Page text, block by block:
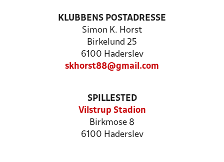
KLUBBENS POSTADRESSE
Simon K. Horst
Birkelund 25
6100 Haderslev
skhorst88@gmail.com
SPILLESTED
Vilstrup Stadion
Birkmose 8
6100 Haderslev